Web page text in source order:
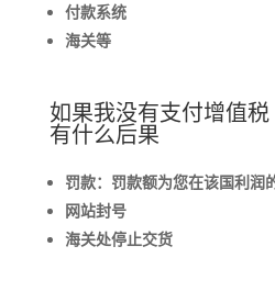
付款系统
海关等
如果我没有支付增值
有什么后果
罚款：罚款额为您在该国利
网站封号
海关处停止交货